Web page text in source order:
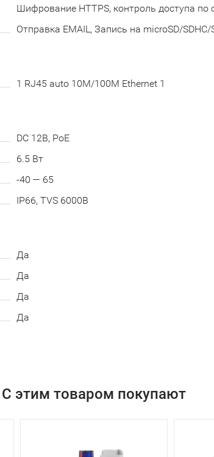
Шифрование HTTPS, контроль доступа по
Отправка EMAIL, Запись на microSD/
1 RJ45 auto 10M/100M Ethernet 1
DC 12В, PoE
6.5 Вт
-40 — 65
IP66, TVS 6000В
Да
Да
Да
Да
С этим товаром покупают